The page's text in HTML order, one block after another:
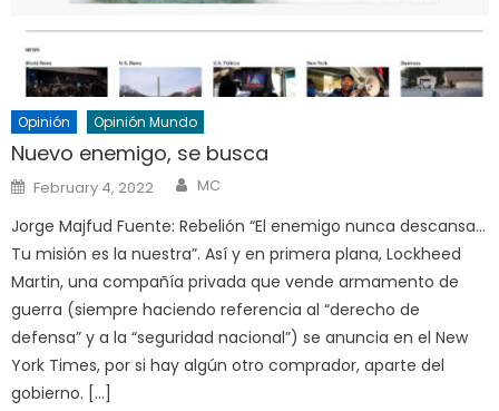
Opinión Opinión Mundo
Nuevo enemigo, se busca
Posted
on
February 4, 2022 Author
MC
Jorge Majfud Fuente: Rebelión “El enemigo nunca descansa…
Tu misión es la nuestra”. Así y en primera plana, Lockheed
Martin, una compañía privada que vende armamento de
guerra (siempre haciendo referencia al “derecho de
defensa” y a la “seguridad nacional”) se anuncia en el New
York Times, por si hay algún otro comprador, aparte del
gobierno. […]